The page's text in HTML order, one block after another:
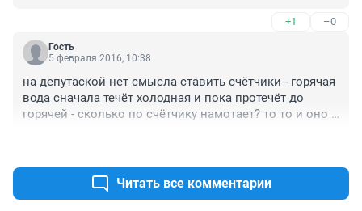
+1 –0
Гость
5 февраля 2016, 10:38
на депутаской нет смысла ставить счётчики - горячая
вода сначала течёт холодная и пока протечёт до
горячей - сколько по счётчику намотает? то то и оно -
Читать все комментарии